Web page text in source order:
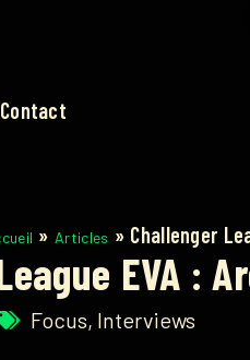
Contact
» Articles » Challenger
EVA :
Focus, Interviews